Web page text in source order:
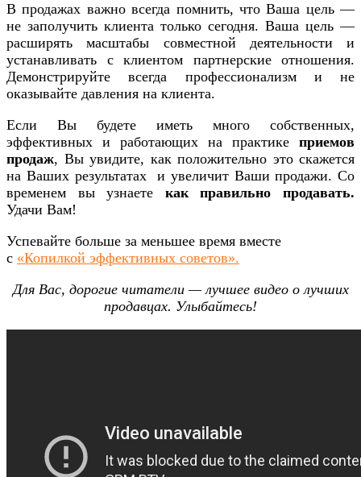
В продажах важно всегда помнить, что Ваша цель —
не заполучить клиента только сегодня. Ваша цель —
расширять масштабы совместной деятельности и
устанавливать с клиентом партнерские отношения.
Демонстрируйте всегда профессионализм и не
оказывайте давления на клиента.
Если Вы будете иметь много собственных,
эффективных и работающих на практике приемов
продаж, Вы увидите, как положительно это скажется
на Ваших результатах и увеличит Ваши продажи. Со
временем вы узнаете как правильно продавать.
Удачи Вам!
Успевайте больше за меньшее время вместе
с «Копилкой эффективных советов».
Для Вас, дорогие читатели — лучшее видео о лучших
продавцах. Улыбайтесь!